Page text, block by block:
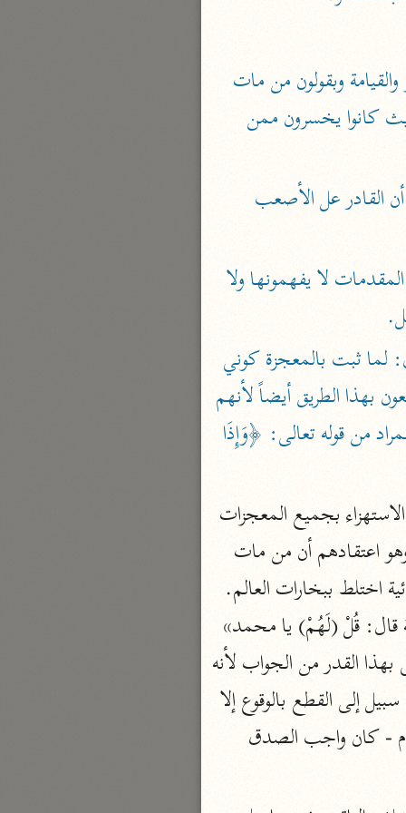
تفسير الجلالين
والسيوطي (٨٦٤، ٩١١ هـ)
جامع البيان
الإيجي (٩٠٥ هـ)
أنوار التنزيل
مدارك التنزيل
النسفي (٧١٠ هـ)
نحو ٣ مجلدات
نحو مجلد
تفسير القرآن العزيز
ابن أبي زمنين (٣٩٩ هـ)
نحو مجلدين
موسوعة التفسير المأثور
فهذا الدليل وإن كان جَلِيًّا قويًّا إلا أن (ذكر) أولئك المنكرين إذا عرض على قلوبهم هذه المقدمات لا يفهمونها ولا
ذكر في الآية المتقدمة البرهان القطعي على أنه (أمر) ممكن وإذا ثبت الجواب القطعي فلا سبيل إلى القطع بالوقوع إلا